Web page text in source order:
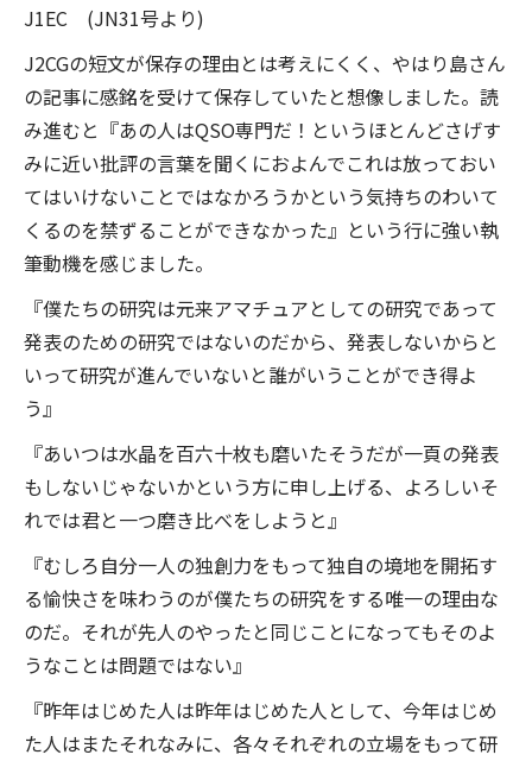
J1EC (JN31号より)
J2CGの短文が保存の理由とは考えにくく、やはり島さん
の記事に感銘を受けて保存していたと想像しました。読
み進むと『あの人はQSO専門だ！というほとんどさげす
みに近い批評の言葉を聞くにおよんでこれは放っておい
てはいけないことではなかろうかという気持ちのわいて
くるのを禁ずることができなかった』という行に強い執
筆動機を感じました。
『僕たちの研究は元来アマチュアとしての研究であって
発表のための研究ではないのだから、発表しないからと
いって研究が進んでいないと誰がいうことができ得よ
う』
『あいつは水晶を百六十枚も磨いたそうだが一頁の発表
もしないじゃないかという方に申し上げる、よろしいそ
れでは君と一つ磨き比べをしようと』
『むしろ自分一人の独創力をもって独自の境地を開拓す
る愉快さを味わうのが僕たちの研究をする唯一の理由な
のだ。それが先人のやったと同じことになってもそのよ
うなことは問題ではない』
『昨年はじめた人は昨年はじめた人として、今年はじめ
た人はまたそれなみに、各々それぞれの立場をもって研